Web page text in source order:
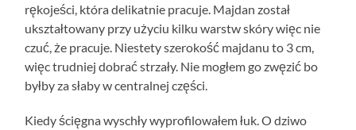
rękojeści, która delikatnie pracuje. Majdan został
ukształtowany przy użyciu kilku warstw skóry więc nie
czuć, że pracuje. Niestety szerokość majdanu to 3 cm,
więc trudniej dobrać strzały. Nie mogłem go zwęzić bo
byłby za słaby w centralnej części.
Kiedy ścięgna wyschły wyprofilowałem łuk. O dziwo